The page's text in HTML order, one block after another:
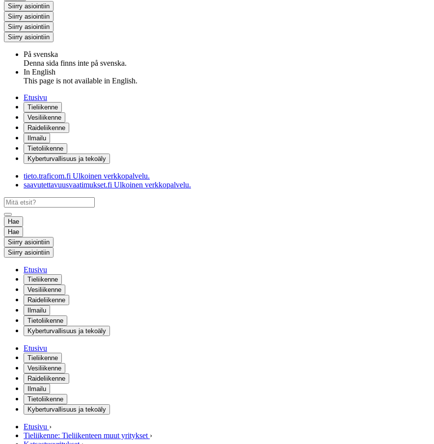
Siirry asiointiin
Siirry asiointiin
Siirry asiointiin
Siirry asiointiin
På svenska
Denna sida finns inte på svenska.
In English
This page is not available in English.
Etusivu
Tieliikenne
Vesiliikenne
Raideliikenne
Ilmailu
Tietoliikenne
Kyberturvallisuus ja tekoäly
tieto.traficom.fi Ulkoinen verkkopalvelu.
saavutettavuusvaatimukset.fi Ulkoinen verkkopalvelu.
Hae
Hae
Siirry asiointiin
Siirry asiointiin
Etusivu
Tieliikenne
Vesiliikenne
Raideliikenne
Ilmailu
Tietoliikenne
Kyberturvallisuus ja tekoäly
Etusivu
Tieliikenne
Vesiliikenne
Raideliikenne
Ilmailu
Tietoliikenne
Kyberturvallisuus ja tekoäly
Etusivu ›
Tieliikenne: Tieliikenteen muut yritykset ›